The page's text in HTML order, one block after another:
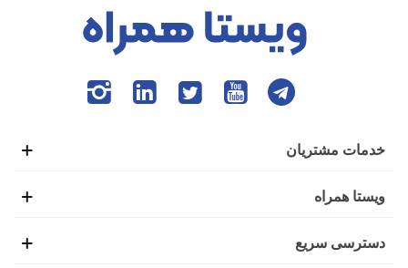
خدمات مشتریان
ویستا همراه
دسترسی سریع